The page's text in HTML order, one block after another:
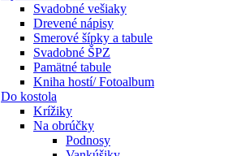
Svadobné vešiaky
Drevené nápisy
Smerové šípky a tabule
Svadobné ŠPZ
Pamätné tabule
Kniha hostí/ Fotoalbum
Do kostola
Krížiky
Na obrúčky
Podnosy